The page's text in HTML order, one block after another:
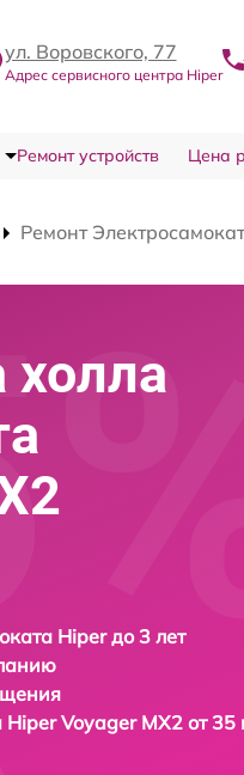
ул. Воровского, 77
Адрес сервисного центра Hiper
Ремонт устройств Цена
Ремонт
холла
Hiper до 3 лет
Hiper Voyager MX2 от 35